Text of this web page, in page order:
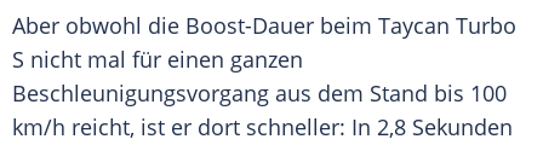
Aber obwohl die Boost-Dauer beim Taycan Turbo
S nicht mal für einen ganzen
Beschleunigungsvorgang aus dem Stand bis 100
km/h reicht, ist er dort schneller: In 2,8 Sekunden